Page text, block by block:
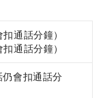
通話分鐘）
通話分鐘）
會扣通話分